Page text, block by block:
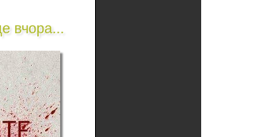
вчора...